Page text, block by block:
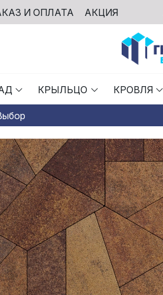
И ОПЛАТА АКЦИЯ
КРЫЛЬЦО КРОВЛЯ